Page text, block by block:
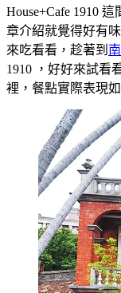
House+Cafe 1910
章介紹就覺得好有
來吃看看，趁著到
1910 ，好好來試看
裡，餐點實際表現